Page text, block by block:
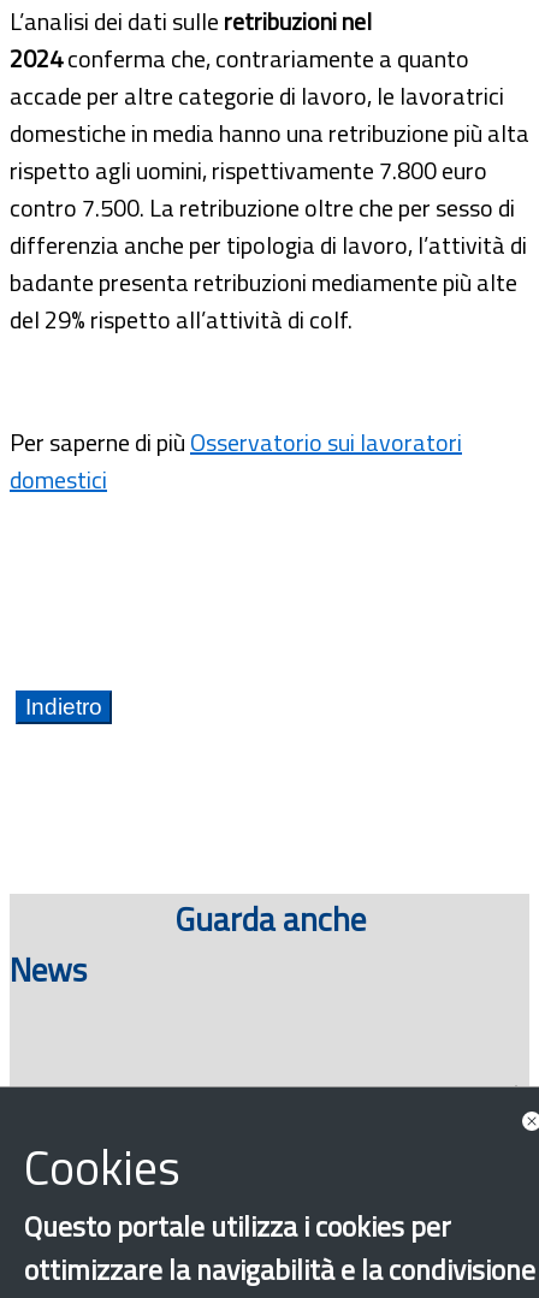
L’analisi dei dati sulleretribuzioni nel
2024conferma che, contrariamente a quanto
accade per altre categorie di lavoro, le lavoratrici
domestiche in media hanno una retribuzione più alta
rispetto agli uomini, rispettivamente 7.800 euro
contro 7.500. La retribuzione oltre che per sesso di
differenzia anche per tipologia di lavoro, l’attività di
badante presenta retribuzioni mediamente più alte
del 29% rispetto all’attività di colf.
Per saperne di piùOsservatorio sui lavoratori
domestici
Guarda anche
News
Consulta tutte le news associate
Cookies
Questo portale utilizza i cookies per
ottimizzare la navigabilità e la condivisione